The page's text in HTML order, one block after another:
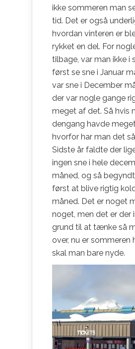
ikke sommeren man
tid. Det er også
hvordan vinteren er
rykket en del. For
tilbage, var man ikke i
først se sne i Januar
var sne i December
der var nogle gange
meget af det. Så hvis
dengang havde
hvorfor har man det
Sidste år faldte der
ingen sne i hele
måned, og så
først at blive rigtig
måned. Det er noget
noget, men det er der
grund til at tænke så
over, nu er sommeren
skal man bare nyde.